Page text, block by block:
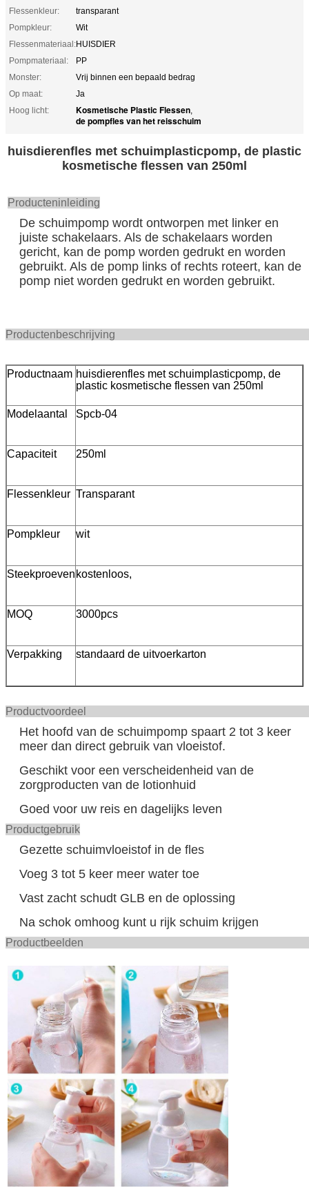
Flessenkleur:
transparant
Pompkleur:
Wit
Flessenmateriaal:HUISDIER
Pompmateriaal:
PP
Monster:
Vrij binnen een bepaald bedrag
Op maat:
Ja
Hoog licht:
Kosmetische Plastic Flessen,
de pompfles van het reisschuim
huisdierenfles met schuimplasticpomp, de plastic
kosmetische flessen van 250ml
Producteninleiding
De schuimpomp wordt ontworpen met linker en
juiste schakelaars. Als de schakelaars worden
gericht, kan de pomp worden gedrukt en worden
gebruikt. Als de pomp links of rechts roteert, kan de
pomp niet worden gedrukt en worden gebruikt.
Productnaam huisdierenfles met schuimplasticpomp, de
plastic kosmetische flessen van 250ml
Modelaantal Spcb-04
Capaciteit 250ml
Flessenkleur Transparant
Pompkleur wit
Steekproeven kostenloos,
MOQ 3000pcs
Verpakking standaard de uitvoerkarton
Het hoofd van de schuimpomp spaart 2 tot 3 keer
meer dan direct gebruik van vloeistof.
Geschikt voor een verscheidenheid van de
zorgproducten van de lotionhuid
Goed voor uw reis en dagelijks leven
Productgebruik
Gezette schuimvloeistof in de fles
Voeg 3 tot 5 keer meer water toe
Vast zacht schudt GLB en de oplossing
Na schok omhoog kunt u rijk schuim krijgen